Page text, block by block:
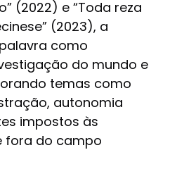
(2022) e “Toda reza
(2023), a
como
do mundo e
temas como
autonomia
impostos às
fora do campo